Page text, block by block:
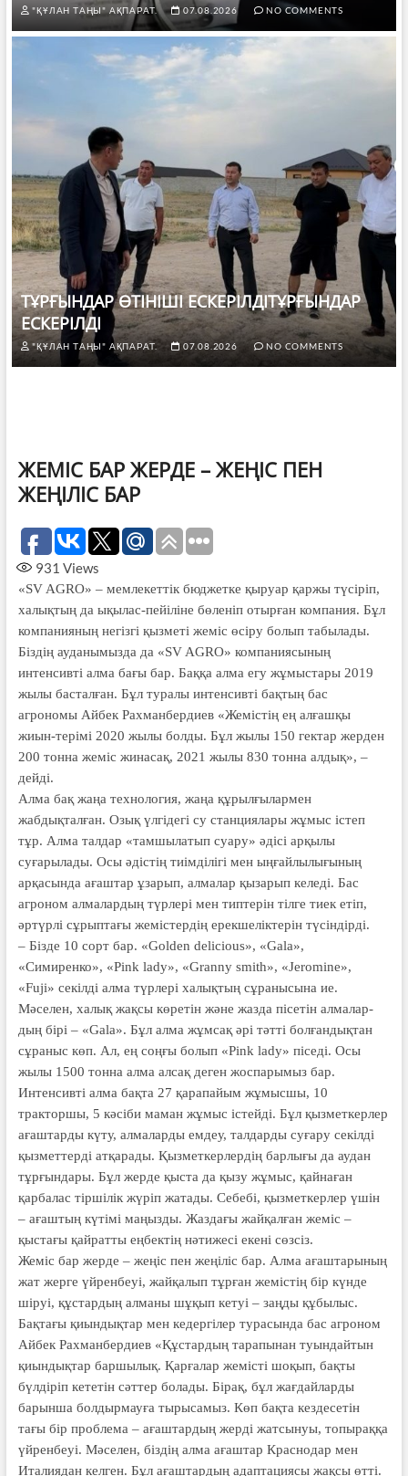
"ҚҰЛАН ТАҢЫ" АҚПАРАТ. 07.08.2026 NO COMMENTS
ТҰРҒЫНДАР ӨТІНІШІ ЕСКЕРІЛДІТҰРҒЫНДАР
ЕСКЕРІЛДІ
"ҚҰЛАН ТАҢЫ" АҚПАРАТ. 07.08.2026 NO COMMENTS
ЖЕМІС БАР ЖЕРДЕ – ЖЕҢІС ПЕН
ЖЕҢІЛІС БАР
931 Views
«SV AGRO» – мемлекеттік бюджетке қыруар қаржы түсіріп,
халықтың да ықылас-пейіліне бөленіп отырған компания. Бұл
компанияның негізгі қызметі жеміс өсіру болып табылады.
Біздің ауданымызда да «SV AGRO» компаниясының
интенсивті алма бағы бар. Баққа алма егу жұмыстары 2019
жылы басталған. Бұл туралы интенсивті бақтың бас
агрономы Айбек Рахманбердиев «Жемістің ең алғашқы
жиын-терімі 2020 жылы болды. Бұл жылы 150 гектар жерден
200 тонна жеміс жинасақ, 2021 жылы 830 тонна алдық», –
дейді.
Алма бақ жаңа технология, жаңа құрылғылармен
жабдықталған. Озық үлгідегі су станциялары жұмыс істеп
тұр. Алма талдар «тамшылатып суару» әдісі арқылы
суғарылады. Осы әдіс­тің тиімділігі мен ыңғайлылығы­ның
арқасында ағаштар ұзарып, алмалар қызарып келеді. Бас
агроном алмалардың түрлері мен типтерін тілге тиек етіп,
әртүрлі сұрыптағы жемістердің ерекшеліктерін түсіндірді.
– Бізде 10 сорт бар. «Golden delicious», «Gala»,
«Симиренко», «Pink lady», «Granny smith», «Jeromine»,
«Fuji» секілді алма түрлері халықтың сұранысына ие.
Мәселен, халық жақсы көретін және жазда пісетін алмалар­
дың бірі – «Gala». Бұл алма жұмсақ әрі тәтті болғандықтан
сұраныс көп. Ал, ең соңғы болып «Pink lady» піседі. Осы
жылы 1500 тонна алма алсақ деген жоспарымыз бар.
Интенсивті алма бақта 27 қарапайым жұмысшы, 10
тракторшы, 5 кәсіби маман жұмыс істейді. Бұл қызметкерлер
ағаштарды күту, алмаларды емдеу, талдарды суғару секілді
қызметтерді атқарады. Қызметкерлердің барлығы да аудан
тұрғындары. Бұл жерде қыста да қызу жұмыс, қайнаған
қарбалас тіршілік жүріп жатады. Себебі, қызметкерлер үшін
– ағаштың күтімі маңызды. Жаздағы жайқалған жеміс –
қыстағы қайратты еңбектің нәтижесі екені сөзсіз.
Жеміс бар жерде – жеңіс пен жеңіліс бар. Алма ағаштарының
жат жерге үйренбеуі, жайқалып тұрған жемістің бір күнде
шіруі, құстардың алманы шұқып кетуі – заңды құбылыс.
Бақтағы қиындықтар мен кедергілер турасында бас агроном
Айбек Рахманбердиев «Құстардың тарапынан туындайтын
қиындықтар баршылық. Қарғалар жемісті шоқып, бақты
бүлдіріп кететін сәттер болады. Бірақ, бұл жағдайларды
барынша болдырмауға тырысамыз. Көп бақта кездесетін
тағы бір проблема – ағаштардың жерді жатсынуы, топыраққа
үйренбеуі. Мәселен, біздің алма ағаштар Краснодар мен
Италиядан келген. Бұл ағаштардың адаптациясы жақсы өтті.